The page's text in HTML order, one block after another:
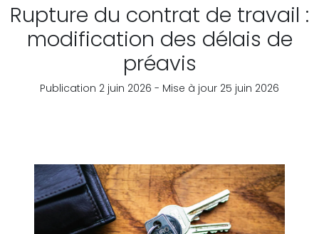
Rupture du contrat de travail :
modification des délais de
préavis
Publication 2 juin 2026 - Mise à jour 25 juin 2026